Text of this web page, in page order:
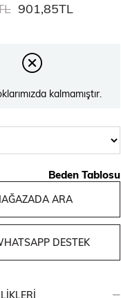
901,85TL
kalmamıştır.
Beden Tablosu
ARA
DESTEK